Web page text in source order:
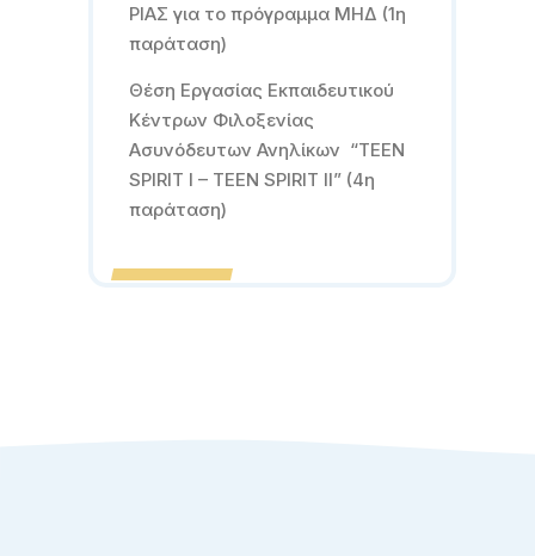
ΡΙΑΣ για το πρόγραμμα ΜΗΔ (1η
παράταση)
Θέση Εργασίας Εκπαιδευτικού
Κέντρων Φιλοξενίας
Ασυνόδευτων Ανηλίκων “TEEN
SPIRIT I – TEEN SPIRIT II” (4η
παράταση)